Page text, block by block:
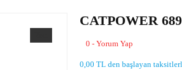
CATPOWER
0 - Yorum Yap
0,00 TL den başlayan